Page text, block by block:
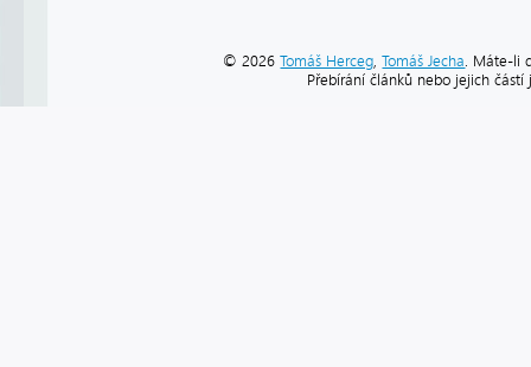
© 2026Tomáš Herceg,Tomáš Jecha. Máte-li
Přebírání článků nebo jejich